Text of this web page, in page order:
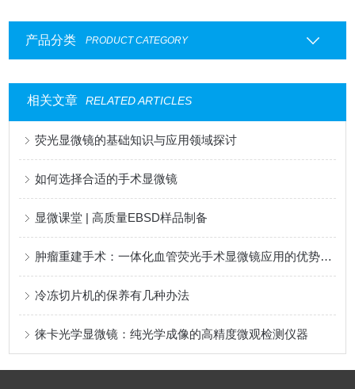
产品分类 PRODUCT CATEGORY
相关文章 RELATED ARTICLES
荧光显微镜的基础知识与应用领域探讨
如何选择合适的手术显微镜
显微课堂 | 高质量EBSD样品制备
肿瘤重建手术：一体化血管荧光手术显微镜应用的优势和受益
冷冻切片机的保养有几种办法
徕卡光学显微镜：纯光学成像的高精度微观检测仪器